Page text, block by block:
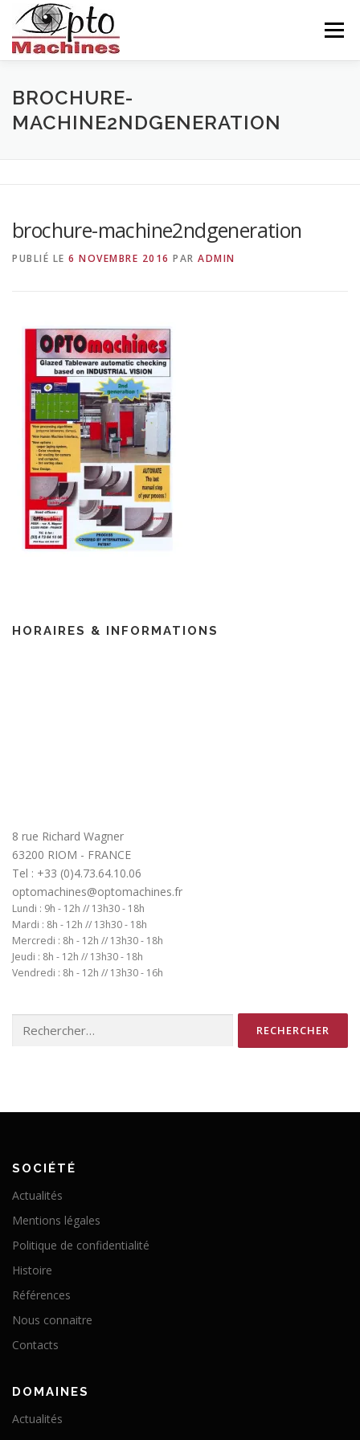
contenu
Menu
ACCUEIL AGRONOMIE
BROCHURE-
MACHINE2NDGENERATION
brochure-machine2ndgeneration
PUBLIÉ LE 6 NOVEMBRE 2016 PAR ADMIN
HORAIRES & INFORMATIONS
8 rue Richard Wagner
63200 RIOM - FRANCE
Tel : +33 (0)4.73.64.10.06
optomachines@optomachines.fr
Lundi : 9h - 12h // 13h30 - 18h
Mardi : 8h - 12h // 13h30 - 18h
Mercredi : 8h - 12h // 13h30 - 18h
Jeudi : 8h - 12h // 13h30 - 18h
Vendredi : 8h - 12h // 13h30 - 16h
SOCIÉTÉ
Actualités
Mentions légales
Politique de confidentialité
Histoire
Références
Nous connaitre
Contacts
DOMAINES
Actualités